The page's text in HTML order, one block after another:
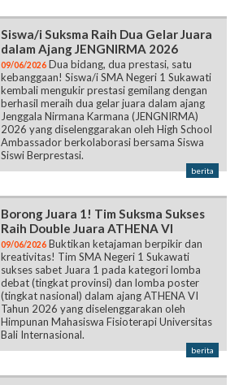
Siswa/i Suksma Raih Dua Gelar Juara
dalam Ajang JENGNIRMA 2026
09/06/2026 Dua bidang, dua prestasi, satu
kebanggaan! Siswa/i SMA Negeri 1 Sukawati
kembali mengukir prestasi gemilang dengan
berhasil meraih dua gelar juara dalam ajang
Jenggala Nirmana Karmana (JENGNIRMA)
2026 yang diselenggarakan oleh High School
Ambassador berkolaborasi bersama Siswa
Siswi Berprestasi.
berita
Borong Juara 1! Tim Suksma Sukses
Raih Double Juara ATHENA VI
09/06/2026 Buktikan ketajaman berpikir dan
kreativitas! Tim SMA Negeri 1 Sukawati
sukses sabet Juara 1 pada kategori lomba
debat (tingkat provinsi) dan lomba poster
(tingkat nasional) dalam ajang ATHENA VI
Tahun 2026 yang diselenggarakan oleh
Himpunan Mahasiswa Fisioterapi Universitas
Bali Internasional.
berita